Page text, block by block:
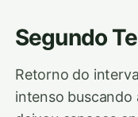
Segundo
Retorno do
intenso buscando